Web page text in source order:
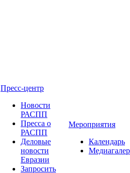
Пресс-центр
Новости
РАСПП
Пресса о
РАСПП
Деловые
новости
Евразии
Запросить
Мероприятия
Календарь